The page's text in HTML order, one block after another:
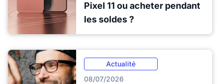
Pixel 11 ou acheter pendant
les soldes ?
Actualité
08/07/2026